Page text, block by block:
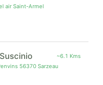
air Saint-Armel
~6.1 Kms
56370 Sarzeau